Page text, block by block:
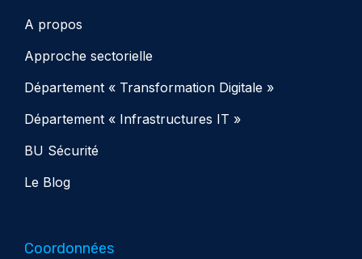
A propos
Approche sectorielle
Département « Transformation Digitale »
Département « Infrastructures IT »
BU Sécurité
Le Blog
Coordonnées